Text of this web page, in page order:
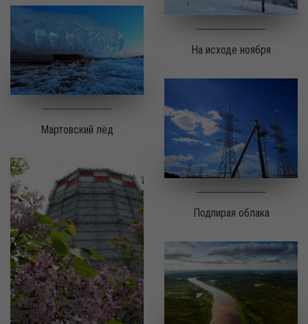
Мартовский лёд
На исходе ноября
Подпирая облака